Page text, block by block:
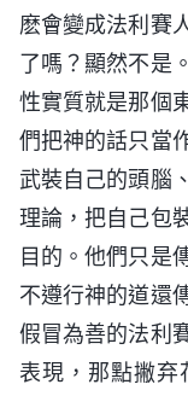
麽會變成法利賽
了嗎？顯然不是
性實質就是那個
們把神的話只當
武裝自己的頭腦
理論，把自己包
目的。他們只是
不遵行神的道還
假冒為善的法利
表現，那點撇弃